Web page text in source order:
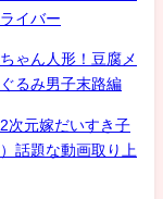
イバー
ゃん人形！豆腐メ
るみ男子末路編
次元嫁だいすき子
話題な動画取り上